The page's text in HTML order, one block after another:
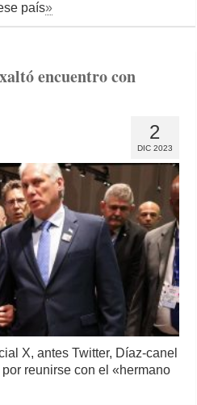
país»
encuentro con
2
DIC 2023
X, antes Twitter, Díaz-canel
reunirse con el «hermano